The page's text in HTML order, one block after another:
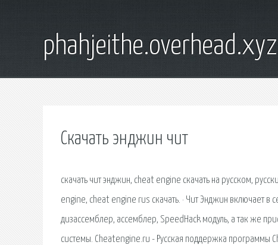
phahjeithe.overhead.xyz
Скачать энджин чит
скачать чит энджин, cheat engine скачать на русском,
engine, cheat engine rus скачать. · Чит Энджин включает в
дизассемблер, ассемблер, SpeedHack модуль, а так же
системы. Cheatengine.ru - Русская поддержка программы